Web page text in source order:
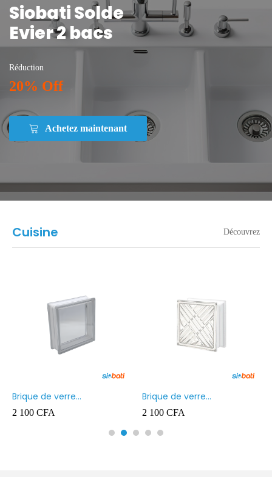
Siobati Solde
Evier 2 bacs
Réduction
20% Off
Achetez maintenant
Cuisine Découvrez
Brique de verre
190X190X80MM Transparent
2 100 CFA
Brique de verre
190X190X80MM CROSS
2 100 CFA